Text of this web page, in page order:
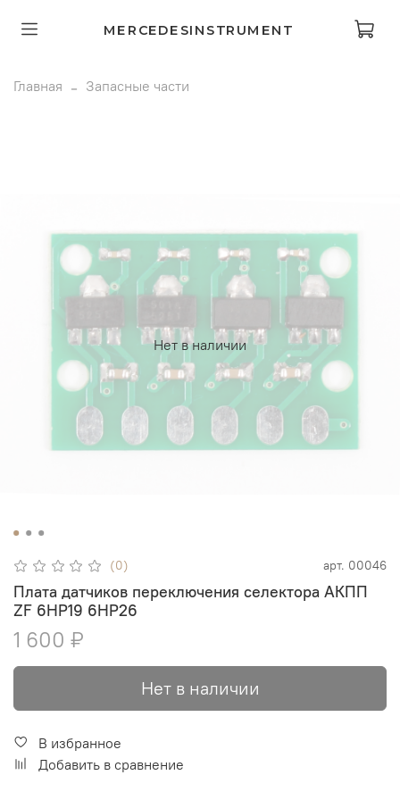
MERCEDESINSTRUMENT
Главная Запасные части
Нет в наличии
(0) арт. 00046
Плата датчиков переключения селектора АКПП
ZF 6HP19 6HP26
1 600 ₽
Нет в наличии
В избранное
Добавить в сравнение